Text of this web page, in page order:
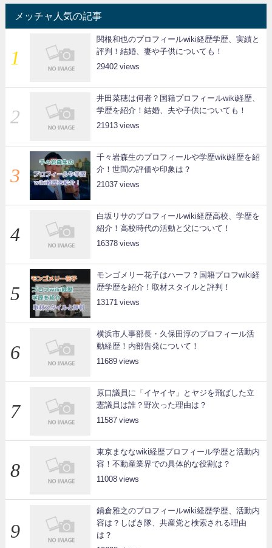
メッチャ人気の記事
関根和也のプロフィールwiki経歴学歴、実績と
評判！結婚、妻や子供についても！
29402
井田菜穂は何者？国籍プロフィールwiki経歴、
学歴を紹介！結婚、夫や子供についても！
21913
千々岩森生のプロフィールや学歴wiki経歴を紹
介！世間の評価や印象は？
21037
白坂リサのプロフィールwiki経歴高校、学歴を
紹介！高校時代の活動と父について！
16378
モンゴメリー花子はハーフ？国籍プロフwiki経
歴学歴を紹介！取材スタイルと評判！
13171
横浜市人事部長・久保田淳のプロフィール活
動経歴！内部告発について！
11689
原口議員に「イヤイヤ」とヤジを飛ばした立
憲議員は誰？野次った理由は？
11587
東京まななwiki経歴プロフィール学歴と活動内
容！不動産業界での具体的な役割は？
11008
鍋倉雅之のプロフィールwiki経歴学歴、活動内
容は？しばき隊、共産党と検索される理由
は？